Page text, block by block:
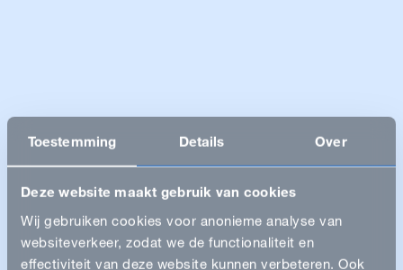
Toestemming Details Over
Deze website maakt gebruik van cookies
Wij gebruiken cookies voor anonieme analyse van
websiteverkeer, zodat we de functionaliteit en
effectiviteit van deze website kunnen verbeteren. Ook